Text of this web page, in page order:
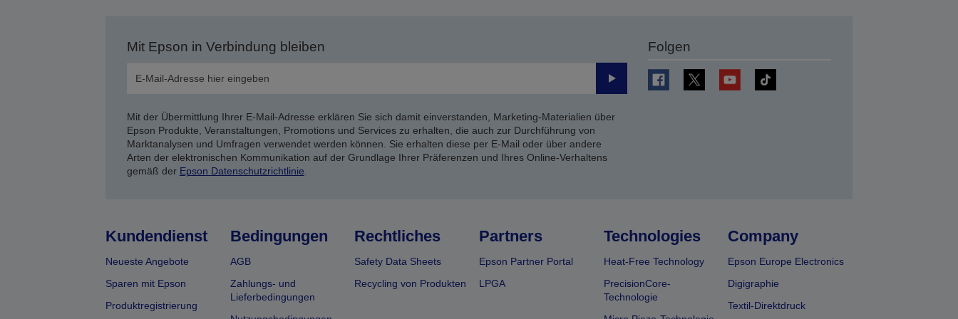
Mit Epson in Verbindung bleiben
Senden
Mit der Übermittlung Ihrer E-Mail-Adresse erklären Sie sich damit einverstanden, Marketing-Materialien über
Epson Produkte, Veranstaltungen, Promotions und Services zu erhalten, die auch zur Durchführung von
Marktanalysen und Umfragen verwendet werden können. Sie erhalten diese per E-Mail oder über andere
Arten der elektronischen Kommunikation auf der Grundlage Ihrer Präferenzen und Ihres Online-Verhaltens
gemäß der Epson Datenschutzrichtlinie.
Folgen
Kundendienst
Neueste Angebote
Sparen mit Epson
Produktregistrierung
Bedingungen
AGB
Zahlungs- und
Lieferbedingungen
Rechtliches
Safety Data Sheets
Recycling von Produkten
Partners
Epson Partner Portal
LPGA
Technologies
Heat-Free Technology
PrecisionCore-
Technologie
Company
Epson Europe Electronics
Digigraphie
Textil-Direktdruck